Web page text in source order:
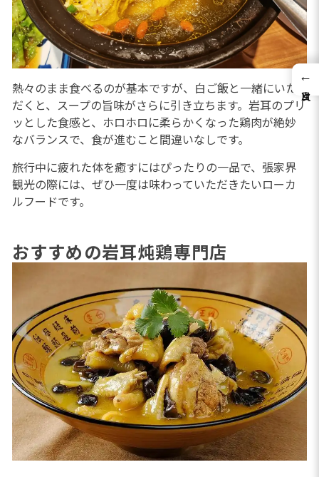
熱々のまま食べるのが基本ですが、白ご飯と一緒にいた
だくと、スープの旨味がさらに引き立ちます。岩耳のプリ
ッとした食感と、ホロホロに柔らかくなった鶏肉が絶妙
なバランスで、食が進むこと間違いなしです。
旅行中に疲れた体を癒すにはぴったりの一品で、張家界
観光の際には、ぜひ一度は味わっていただきたいローカ
ルフードです。
おすすめの岩耳炖鶏専門店
←